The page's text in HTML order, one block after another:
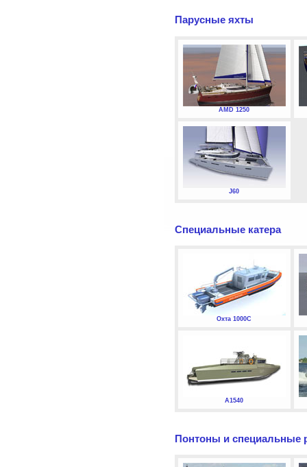
Парусные яхты
AMD 1250
J60
Специальные катера
Охта 1000С
А1540
Понтоны и специальные